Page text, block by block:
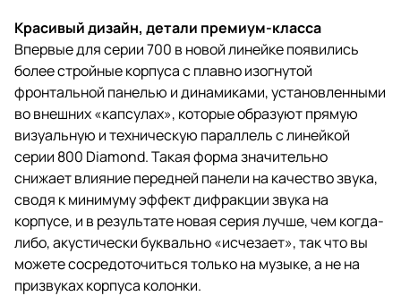
Красивый дизайн, детали премиум-класса
Впервые для серии 700 в новой линейке появились
более стройные корпуса с плавно изогнутой
фронтальной панелью и динамиками, установленными
во внешних «капсулах», которые образуют прямую
визуальную и техническую параллель с линейкой
серии 800 Diamond. Такая форма значительно
снижает влияние передней панели на качество звука,
сводя к минимуму эффект дифракции звука на
корпусе, и в результате новая серия лучше, чем когда-
либо, акустически буквально «исчезает», так что вы
можете сосредоточиться только на музыке, а не на
призвуках корпуса колонки.